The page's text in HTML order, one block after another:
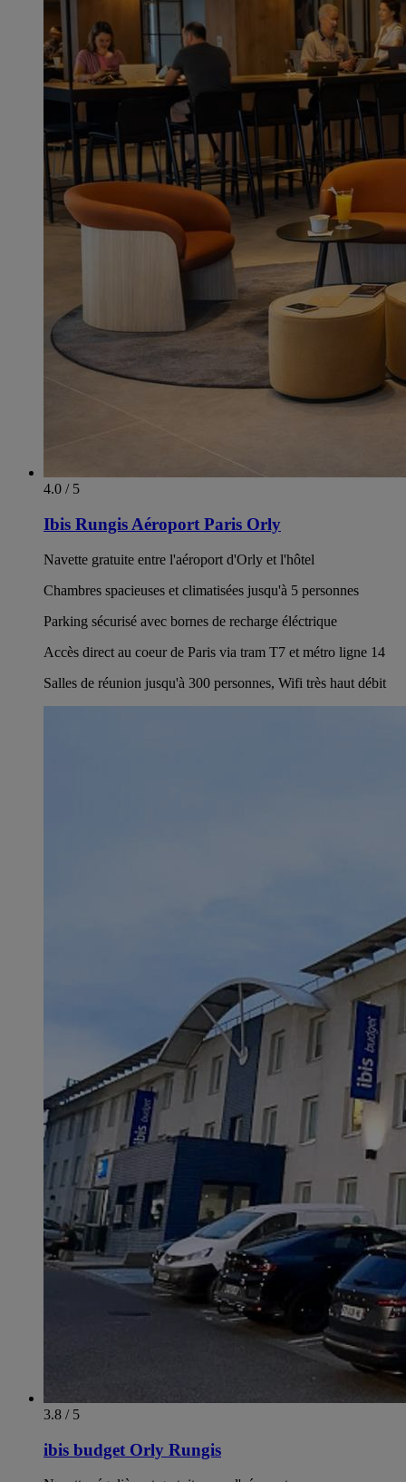
4.0 / 5
Ibis Rungis Aéroport Paris Orly
Navette gratuite entre l'aéroport d'Orly et l'hôtel
Chambres spacieuses et climatisées jusqu'à 5 personnes
Parking sécurisé avec bornes de recharge éléctrique
Accès direct au coeur de Paris via tram T7 et métro ligne 14
Salles de réunion jusqu'à 300 personnes, Wifi très haut débit
3.8 / 5
ibis budget Orly Rungis